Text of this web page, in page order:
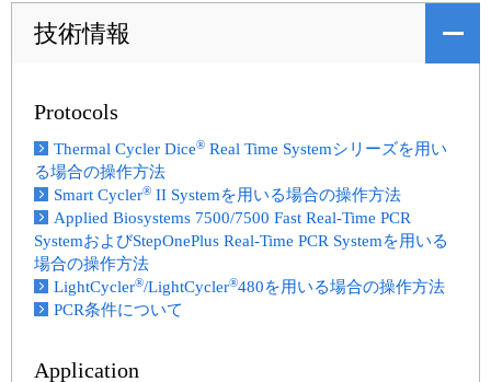
技術情報
Protocols
Thermal Cycler Dice® Real Time Systemシリーズを用い
る場合の操作方法
Smart Cycler® II Systemを用いる場合の操作方法
Applied Biosystems 7500/7500 Fast Real-Time PCR
SystemおよびStepOnePlus Real-Time PCR Systemを用いる
場合の操作方法
LightCycler®/LightCycler®480を用いる場合の操作方法
PCR条件について
Application